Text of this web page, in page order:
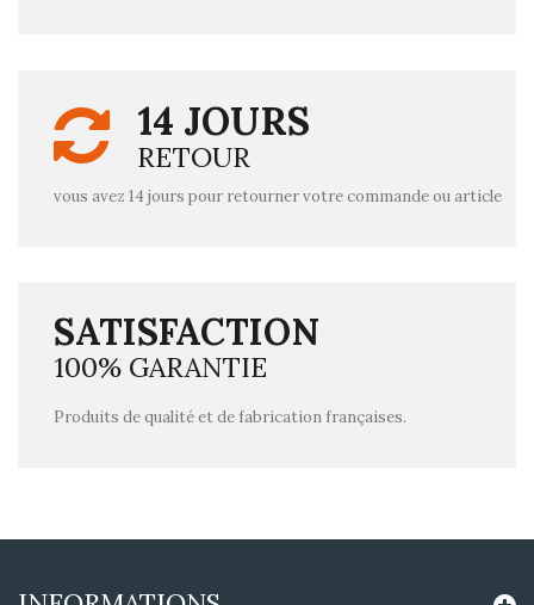
14 JOURS
RETOUR
vous avez 14 jours pour retourner votre commande ou article
SATISFACTION
100% GARANTIE
Produits de qualité et de fabrication françaises.